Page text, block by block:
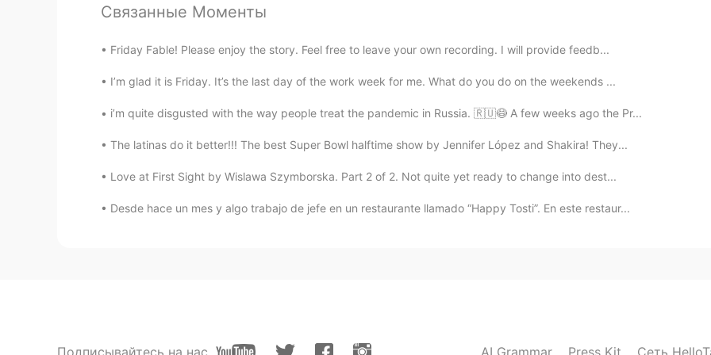
Aracely 2020.07.22 23:33
Wouu! It’s amazing !!!! I want to be there 😭
ES EN
@Paul Lo tendré en cuenta cuando visite por primera vez los Estados Unidos 📝😃
Связанные Моменты
Friday Fable! Please enjoy the story. Feel free to leave your own recording. I will provide feedb...
I’m glad it is Friday. It’s the last day of the work week for me. What do you do on the weekends ...
i’m quite disgusted with the way people treat the pandemic in Russia. 🇷🇺😷 A few weeks ago the Pr...
The latinas do it better!!! The best Super Bowl halftime show by Jennifer López and Shakira! They...
Love at First Sight by Wislawa Szymborska. Part 2 of 2. Not quite yet ready to change into dest...
Desde hace un mes y algo trabajo de jefe en un restaurante llamado “Happy Tosti”. En este restaur...
Подписывайтесь на нас AI Grammar Press Kit Сеть